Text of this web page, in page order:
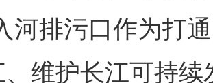
河排污口作为打
维护长江可持续